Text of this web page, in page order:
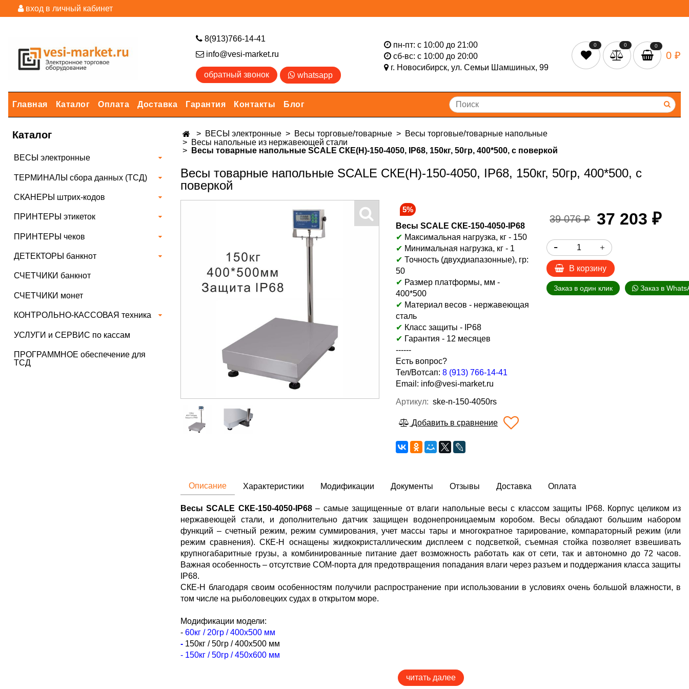
вход в личный кабинет
8(913)766-14-41
info@vesi-market.ru
обратный звонок whatsapp
пн-пт: с 10:00 до 21:00
сб-вс: с 10:00 до 20:00
г. Новосибирск, ул. Семьи Шамшиных, 99
0 0 0
0 ₽
Главная Каталог Оплата Доставка Гарантия Контакты Блог
Каталог
ВЕСЫ электронные
ТЕРМИНАЛЫ сбора данных (ТСД)
СКАНЕРЫ штрих-кодов
ПРИНТЕРЫ этикеток
ПРИНТЕРЫ чеков
ДЕТЕКТОРЫ банкнот
СЧЕТЧИКИ банкнот
СЧЕТЧИКИ монет
КОНТРОЛЬНО-КАССОВАЯ техника
УСЛУГИ и СЕРВИС по кассам
ПРОГРАММНОЕ обеспечение для
ТСД
ВЕСЫ электронные Весы торговые/товарные
Весы торговые/товарные напольные
Весы напольные из нержавеющей стали
Весы товарные напольные SCALE СКЕ(Н)-150-4050, IP68, 150кг, 50гр, 400*500, с поверкой
Весы товарные напольные SCALE СКЕ(Н)-150-4050, IP68, 150кг, 50гр, 400*500, с
поверкой
5%
Весы SCALE СКЕ-150-4050-IP68
✔ Максимальная нагрузка, кг - 150
✔ Минимальная нагрузка, кг - 1
✔ Точность (двухдиапазонные), гр:
50
✔ Размер платформы, мм -
400*500
✔ Материал весов - нержавеющая
сталь
✔ Класс защиты - IP68
✔ Гарантия - 12 месяцев
------
Есть вопрос?
Тел/Вотсап: 8 (913) 766-14-41
Email: info@vesi-market.ru
Артикул: ske-n-150-4050rs
Добавить в сравнение
39 076 ₽ 37 203 ₽
В корзину
Заказ в один клик Заказ в
Описание
Весы SCALE СКЕ-150-4050-IP68– самые защищенные от влаги напольные весы с классом защиты IP68. Корпус целиком из
нержавеющей стали, и дополнительно датчик защищен водонепроницаемым коробом.
Весы обладают большим набором
функций – счетный режим, режим суммирования, учет массы тары и многократное тарирование, компараторный режим (или
режим сравнения). СКЕ-Н оснащены жидкокристаллическим дисплеем с подсветкой, съемная стойка позволяет взвешивать
крупногабаритные грузы, а комбинированные питание дает возможность работать как от сети, так и автономно до 72 часов.
Важная особенность – отсутствие COM-порта для предотвращения попадания влаги через разъем и поддержания класса защиты
IP68.
СКЕ-Н благодаря своим особенностям получили распространение при использовании в условиях очень большой влажности, в
том числе на рыболовецких судах в открытом море.
Модификации модели:
- 60кг / 20гр / 400х500 мм
- 150кг / 50гр / 400х500 мм
- 150кг / 50гр / 450х600 мм
читать далее
Характеристики Модификации Документы Отзывы Доставка Оплата